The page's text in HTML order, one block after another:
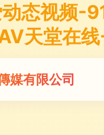
态视频-
天堂在
媒有限公司